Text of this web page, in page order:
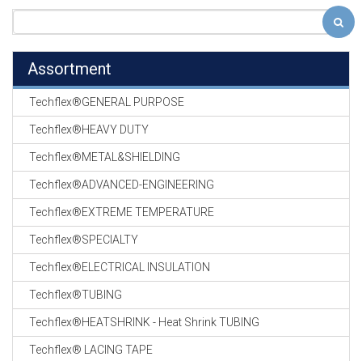
Assortment
Techflex®GENERAL PURPOSE
Techflex®HEAVY DUTY
Techflex®METAL&SHIELDING
Techflex®ADVANCED-ENGINEERING
Techflex®EXTREME TEMPERATURE
Techflex®SPECIALTY
Techflex®ELECTRICAL INSULATION
Techflex®TUBING
Techflex®HEATSHRINK - Heat Shrink TUBING
Techflex® LACING TAPE